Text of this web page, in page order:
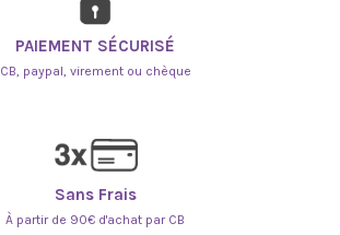
PAIEMENT SÉCURISÉ
CB, paypal, virement ou chèque
Sans Frais
À partir de 90€ d'achat par CB